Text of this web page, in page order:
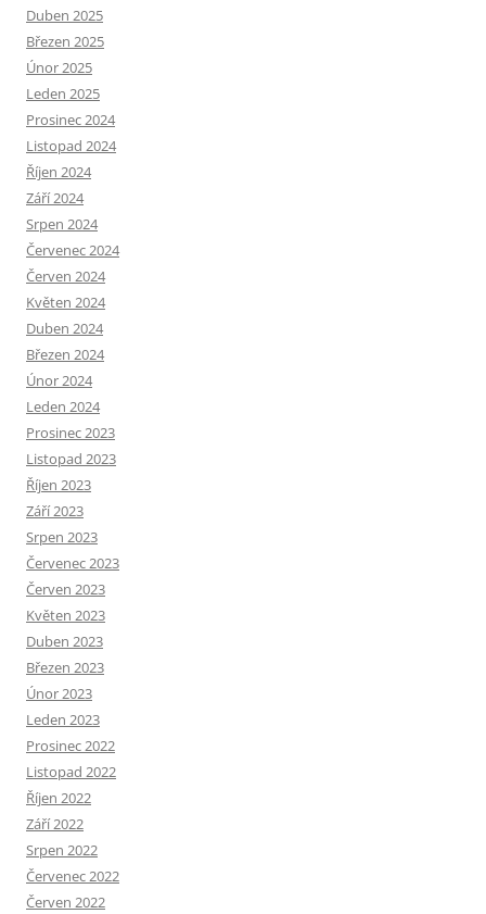
Duben 2025
Březen 2025
Únor 2025
Leden 2025
Prosinec 2024
Listopad 2024
Říjen 2024
Září 2024
Srpen 2024
Červenec 2024
Červen 2024
Květen 2024
Duben 2024
Březen 2024
Únor 2024
Leden 2024
Prosinec 2023
Listopad 2023
Říjen 2023
Září 2023
Srpen 2023
Červenec 2023
Červen 2023
Květen 2023
Duben 2023
Březen 2023
Únor 2023
Leden 2023
Prosinec 2022
Listopad 2022
Říjen 2022
Září 2022
Srpen 2022
Červenec 2022
Červen 2022